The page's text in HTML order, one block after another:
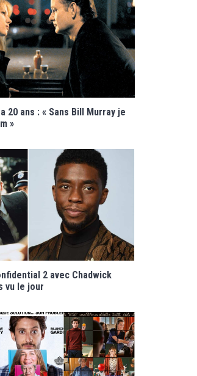
20 ans : « Sans Bill Murray je
»
2 avec Chadwick
vu le jour